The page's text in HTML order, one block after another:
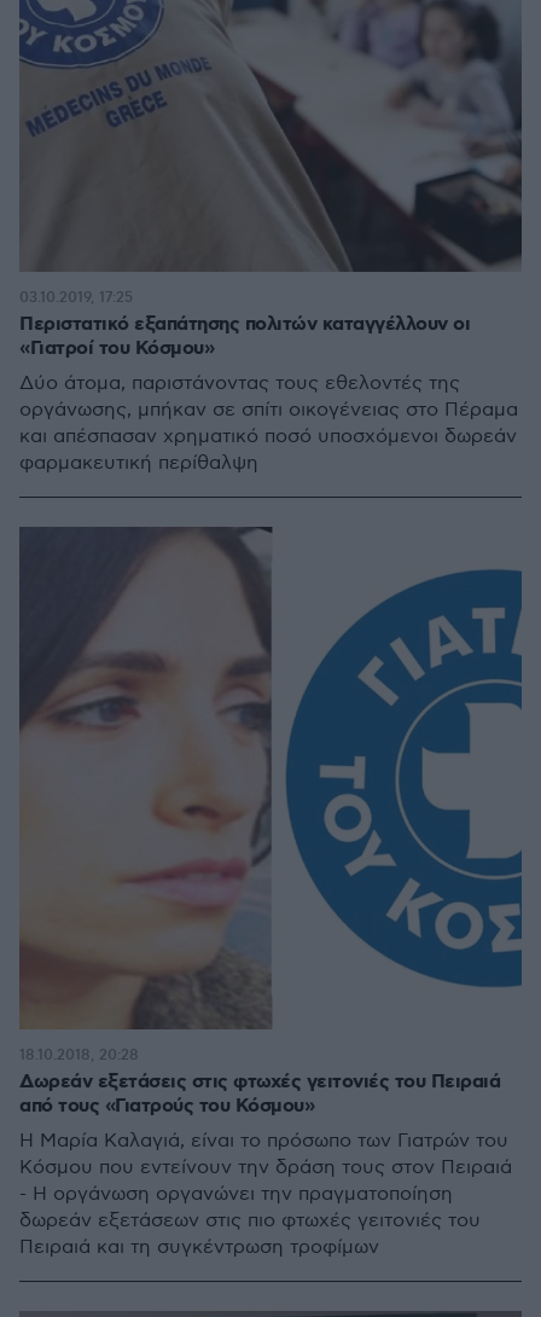
Περιστατικό εξαπάτησης πολιτών καταγγέλλουν οι
«Γιατροί του Κόσμου»
Δύο άτομα, παριστάνοντας τους εθελοντές της
οργάνωσης, μπήκαν σε σπίτι οικογένειας στο Πέραμα
και απέσπασαν χρηματικό ποσό υποσχόμενοι δωρεάν
φαρμακευτική περίθαλψη
03.10.2019, 17:25
Δωρεάν εξετάσεις στις φτωχές γειτονιές του Πειραιά
από τους «Γιατρούς του Κόσμου»
Η Μαρία Καλαγιά, είναι το πρόσωπο των Γιατρών του
Κόσμου που εντείνουν την δράση τους στον Πειραιά
- Η οργάνωση οργανώνει την πραγματοποίηση
δωρεάν εξετάσεων στις πιο φτωχές γειτονιές του
Πειραιά και τη συγκέντρωση τροφίμων
18.10.2018, 20:28